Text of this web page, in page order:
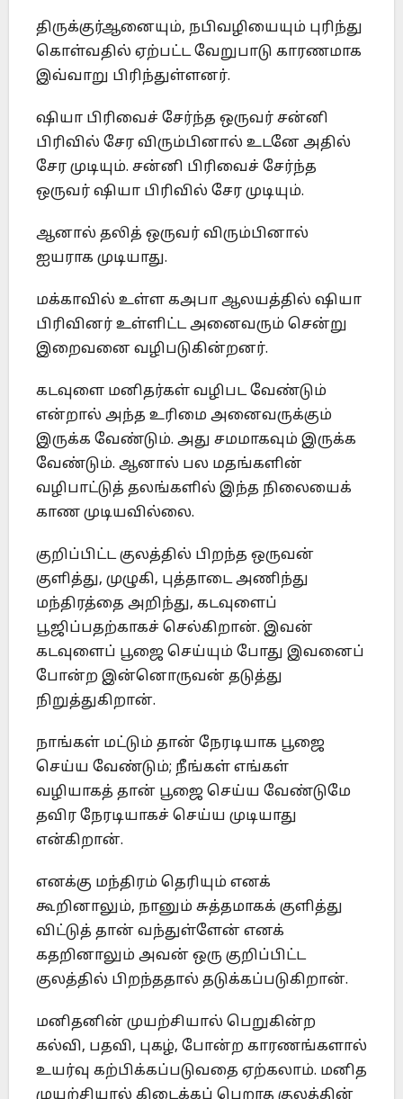
திருக்குர்ஆனையும், நபிவழியையும் புரிந்து
கொள்வதில் ஏற்பட்ட வேறுபாடு காரணமாக
இவ்வாறு பிரிந்துள்ளனர்.
ஷியா பிரிவைச் சேர்ந்த ஒருவர் சன்னி
பிரிவில் சேர விரும்பினால் உடனே அதில்
சேர முடியும். சன்னி பிரிவைச் சேர்ந்த
ஒருவர் ஷியா பிரிவில் சேர முடியும்.
ஆனால் தலித் ஒருவர் விரும்பினால்
ஐயராக முடியாது.
மக்காவில் உள்ள கஅபா ஆலயத்தில் ஷியா
பிரிவினர் உள்ளிட்ட அனைவரும் சென்று
இறைவனை வழிபடுகின்றனர்.
கடவுளை மனிதர்கள் வழிபட வேண்டும்
என்றால் அந்த உரிமை அனைவருக்கும்
இருக்க வேண்டும். அது சமமாகவும் இருக்க
வேண்டும். ஆனால் பல மதங்களின்
வழிபாட்டுத் தலங்களில் இந்த நிலையைக்
காண முடியவில்லை.
குறிப்பிட்ட குலத்தில் பிறந்த ஒருவன்
குளித்து, முழுகி, புத்தாடை அணிந்து
மந்திரத்தை அறிந்து, கடவுளைப்
பூஜிப்பதற்காகச் செல்கிறான். இவன்
கடவுளைப் பூஜை செய்யும் போது இவனைப்
போன்ற இன்னொருவன் தடுத்து
நிறுத்துகிறான்.
நாங்கள் மட்டும் தான் நேரடியாக பூஜை
செய்ய வேண்டும்; நீங்கள் எங்கள்
வழியாகத் தான் பூஜை செய்ய வேண்டுமே
தவிர நேரடியாகச் செய்ய முடியாது
என்கிறான்.
எனக்கு மந்திரம் தெரியும் எனக்
கூறினாலும், நானும் சுத்தமாகக் குளித்து
விட்டுத் தான் வந்துள்ளேன் எனக்
கதறினாலும் அவன் ஒரு குறிப்பிட்ட
குலத்தில் பிறந்ததால் தடுக்கப்படுகிறான்.
மனிதனின் முயற்சியால் பெறுகின்ற
கல்வி, பதவி, புகழ், போன்ற காரணங்களால்
உயர்வு கற்பிக்கப்படுவதை ஏற்கலாம். மனித
முயற்சியால் கிடைக்கப் பெறாத குலத்தின்